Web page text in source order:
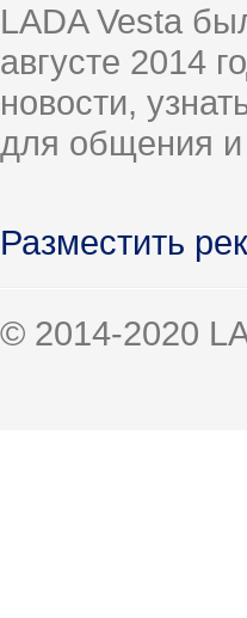
LADA Vesta
августе 2014
новости,
для общения
Разместить
© 2014-2020